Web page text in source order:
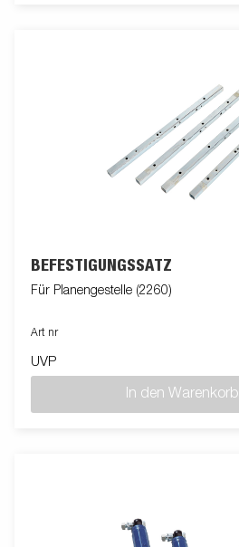
BEFESTIGUNGSSATZ
Für Planengestelle (2260)
Art nr
UVP
In den Warenkorb